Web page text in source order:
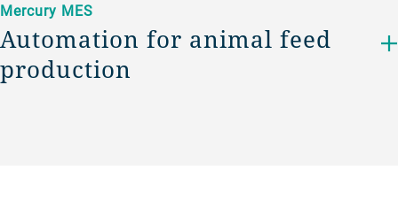
Mercury MES
Automation for animal feed
production